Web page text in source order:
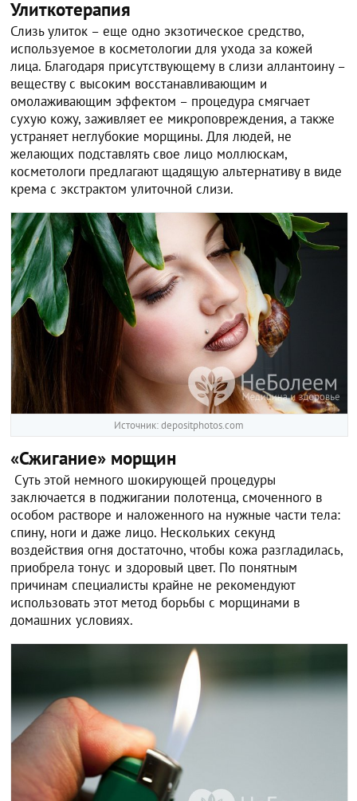
Улиткотерапия
Слизь улиток – еще одно экзотическое средство,
используемое в косметологии для ухода за кожей
лица. Благодаря присутствующему в слизи аллантоину –
веществу с высоким восстанавливающим и
омолаживающим эффектом – процедура смягчает
сухую кожу, заживляет ее микроповреждения, а также
устраняет неглубокие морщины. Для людей, не
желающих подставлять свое лицо моллюскам,
косметологи предлагают щадящую альтернативу в виде
крема с экстрактом улиточной слизи.
Источник: depositphotos.com
«Сжигание» морщин
Суть этой немного шокирующей процедуры
заключается в поджигании полотенца, смоченного в
особом растворе и наложенного на нужные части тела:
спину, ноги и даже лицо. Нескольких секунд
воздействия огня достаточно, чтобы кожа разгладилась,
приобрела тонус и здоровый цвет. По понятным
причинам специалисты крайне не рекомендуют
использовать этот метод борьбы с морщинами в
домашних условиях.